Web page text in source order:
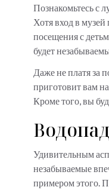
Познакомьтесь с
Хотя вход в
посещения с
будет
Даже не платя за
приготовит вам
Кроме того, вы
Удивительным
незабываемые
примером этого.